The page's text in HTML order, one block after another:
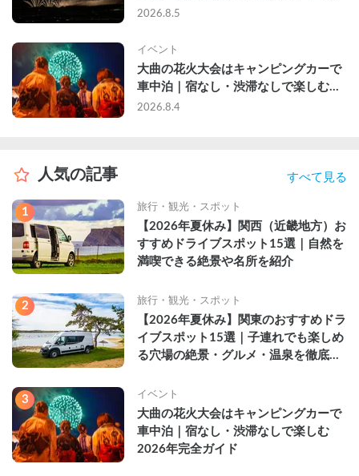
ピングカーで行った2組の記録
2026.8.5
イベント
大曲の花火大会はキャンピングカーで
車中泊｜宿なし・渋滞なしで楽しむ
2026年完全ガイド
2026.8.4
人気の記事 すべて見る
1 旅行・観光・スポット
【2026年夏休み】関西（近畿地方）お
すすめドライブスポット15選｜自然を
満喫できる絶景や名所を紹介
2 旅行・観光・スポット
【2026年夏休み】関東のおすすめドラ
イブスポット15選｜子連れでも楽しめ
る穴場の絶景・グルメ・温泉を徹底解
3 イベント
大曲の花火大会はキャンピングカーで
車中泊｜宿なし・渋滞なしで楽しむ
2026年完全ガイド